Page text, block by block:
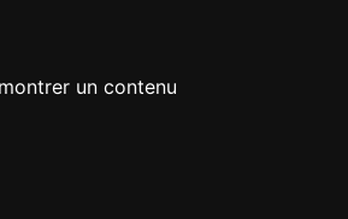
un contenu